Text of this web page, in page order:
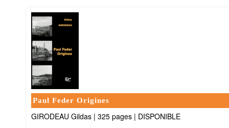
Paul Feder Origines
GIRODEAU Gildas | 325 pages | DISPONIBLE